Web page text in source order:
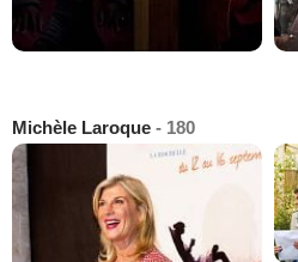
Michèle Laroque - 180